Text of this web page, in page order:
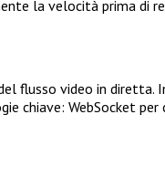
la velocità prima di
flusso video in diretta.
chiave: WebSocket